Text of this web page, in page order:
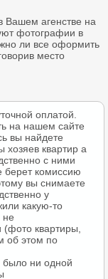
Вашем агенстве на
фотографии в
ли все оформить
место
оплатой.
на нашем сайте
вы найдете
квартир а
с ними
берет комиссию
вы снимаете
у
какую-то
не
(фото квартиры,
об этом по
было ни одной